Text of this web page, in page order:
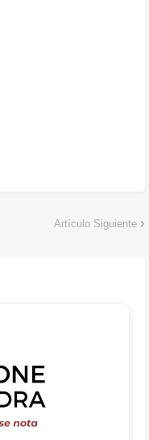
Artículo Siguiente